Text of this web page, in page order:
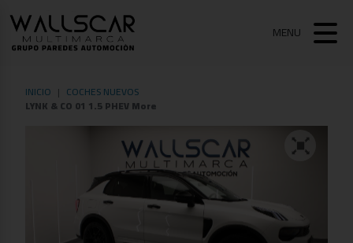
MENU
INICIO COCHES NUEVOS
LYNK & CO 01 1.5 PHEV More